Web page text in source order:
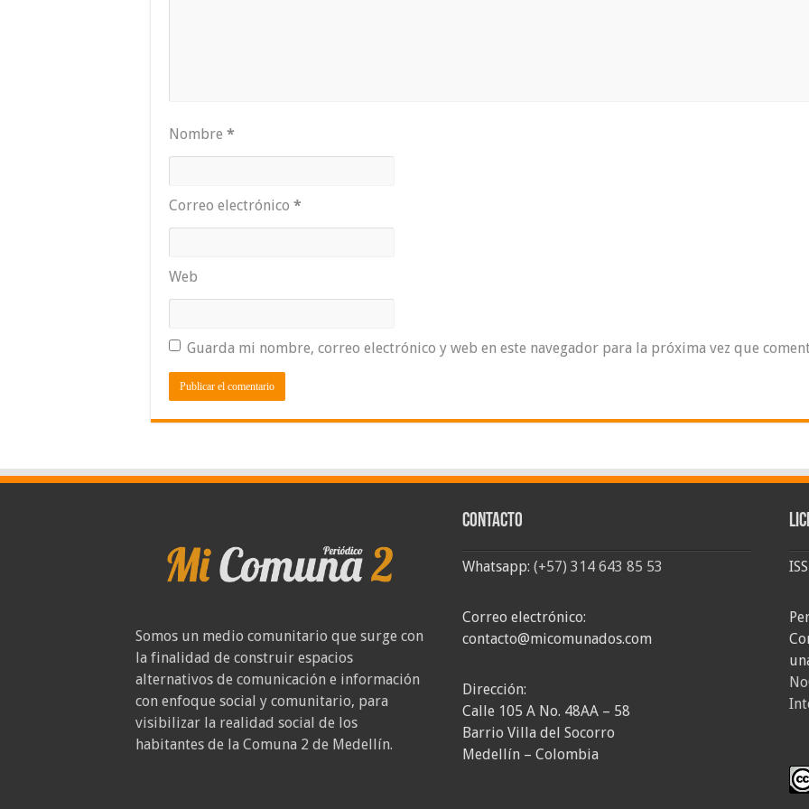
Nombre *
Correo electrónico *
Web
Guarda mi nombre, correo electrónico y web en este navegador para la próxima vez que
Somos un medio comunitario que surge con
la finalidad de construir espacios
alternativos de comunicación e información
con enfoque social y comunitario, para
visibilizar la realidad social de los
habitantes de la Comuna 2 de Medellín.
Contacto
Whatsapp: (+57) 314 643 85 53
Correo electrónico:
contacto@micomunados.com
Dirección:
Calle 105 A No. 48AA – 58
Barrio Villa del Socorro
Medellín – Colombia